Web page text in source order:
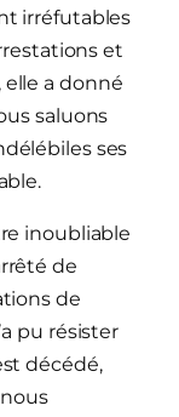
irréfutables
et
a donné
saluons
ses
inoubliable
de
de
pu résister
décédé,